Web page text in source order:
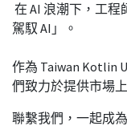
在 AI 浪潮下，工
駕馭 AI」。
作為 Taiwan Kotlin
們致力於提供市場
聯繫我們，一起成